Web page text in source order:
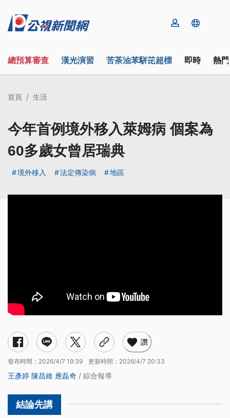
總預算審查 漢光演習 苦茶油苯駢芘超標 即時 熱
首頁 生活
今年首例境外移入萊姆病 個案為
60多歲女曾居瑞典
境外移入 法定傳染病 地區
讚
發布時間： 2026/4/7 19:39 更新時間： 2026/4/7 20:33
王彥婷 陳昌維 應磊奇 / 綜合報導